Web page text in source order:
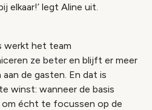
elkaar!’ legt Aline uit.
werkt het team
ze beter en blijft er meer
de gasten. En dat is
winst: wanneer de basis
écht te focussen op de